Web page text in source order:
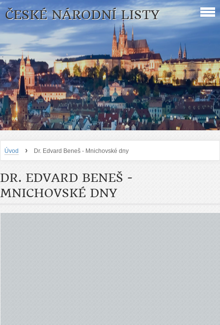
ČESKÉ NÁRODNÍ LISTY
Úvod › Dr. Edvard Beneš - Mnichovské dny
DR. EDVARD BENEŠ -
MNICHOVSKÉ DNY